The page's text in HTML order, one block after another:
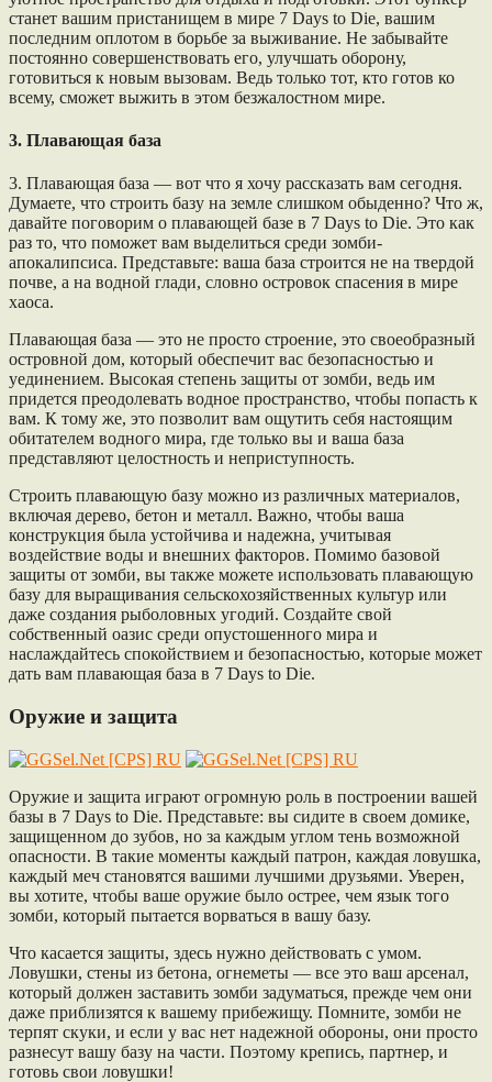
станет вашим пристанищем в мире 7 Days to Die, вашим
последним оплотом в борьбе за выживание. Не забывайте
постоянно совершенствовать его, улучшать оборону,
готовиться к новым вызовам. Ведь только тот, кто готов ко
всему, сможет выжить в этом безжалостном мире.
3. Плавающая база
3. Плавающая база — вот что я хочу рассказать вам сегодня.
Думаете, что строить базу на земле слишком обыденно? Что ж,
давайте поговорим о плавающей базе в 7 Days to Die. Это как
раз то, что поможет вам выделиться среди зомби-
апокалипсиса. Представьте: ваша база строится не на твердой
почве, а на водной глади, словно островок спасения в мире
хаоса.
Плавающая база — это не просто строение, это своеобразный
островной дом, который обеспечит вас безопасностью и
уединением. Высокая степень защиты от зомби, ведь им
придется преодолевать водное пространство, чтобы попасть к
вам. К тому же, это позволит вам ощутить себя настоящим
обитателем водного мира, где только вы и ваша база
представляют целостность и неприступность.
Строить плавающую базу можно из различных материалов,
включая дерево, бетон и металл. Важно, чтобы ваша
конструкция была устойчива и надежна, учитывая
воздействие воды и внешних факторов. Помимо базовой
защиты от зомби, вы также можете использовать плавающую
базу для выращивания сельскохозяйственных культур или
даже создания рыболовных угодий. Создайте свой
собственный оазис среди опустошенного мира и
наслаждайтесь спокойствием и безопасностью, которые может
дать вам плавающая база в 7 Days to Die.
Оружие и защита
Оружие и защита играют огромную роль в построении вашей
базы в 7 Days to Die. Представьте: вы сидите в своем домике,
защищенном до зубов, но за каждым углом тень возможной
опасности. В такие моменты каждый патрон, каждая ловушка,
каждый меч становятся вашими лучшими друзьями. Уверен,
вы хотите, чтобы ваше оружие было острее, чем язык того
зомби, который пытается ворваться в вашу базу.
Что касается защиты, здесь нужно действовать с умом.
Ловушки, стены из бетона, огнеметы — все это ваш арсенал,
который должен заставить зомби задуматься, прежде чем они
даже приблизятся к вашему прибежищу. Помните, зомби не
терпят скуки, и если у вас нет надежной обороны, они просто
разнесут вашу базу на части. Поэтому крепись, партнер, и
готовь свои ловушки!